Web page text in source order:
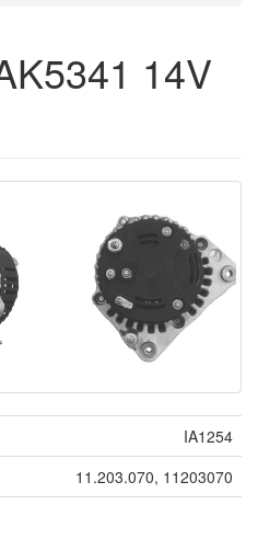
14V
IA1254
11.203.070, 11203070